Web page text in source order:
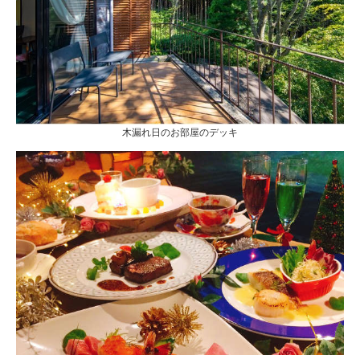
木漏れ日のお部屋のデッキ